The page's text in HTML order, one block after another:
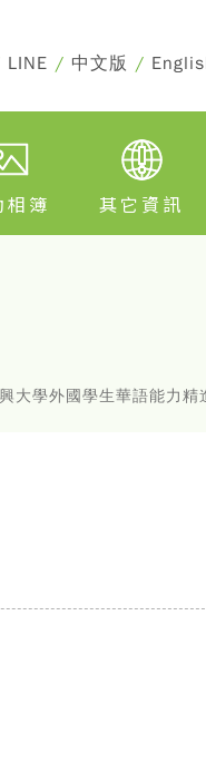
LINE / 中文版 /
相簿 其它資訊
學外國學生華語能力精